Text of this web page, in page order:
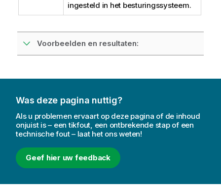
ingesteld in het besturingssysteem.
Voorbeelden en resultaten:
Was deze pagina nuttig?
Als u problemen ervaart op deze pagina of de inhoud
onjuist is – een tikfout, een ontbrekende stap of een
technische fout – laat het ons weten!
Geef hier uw feedback